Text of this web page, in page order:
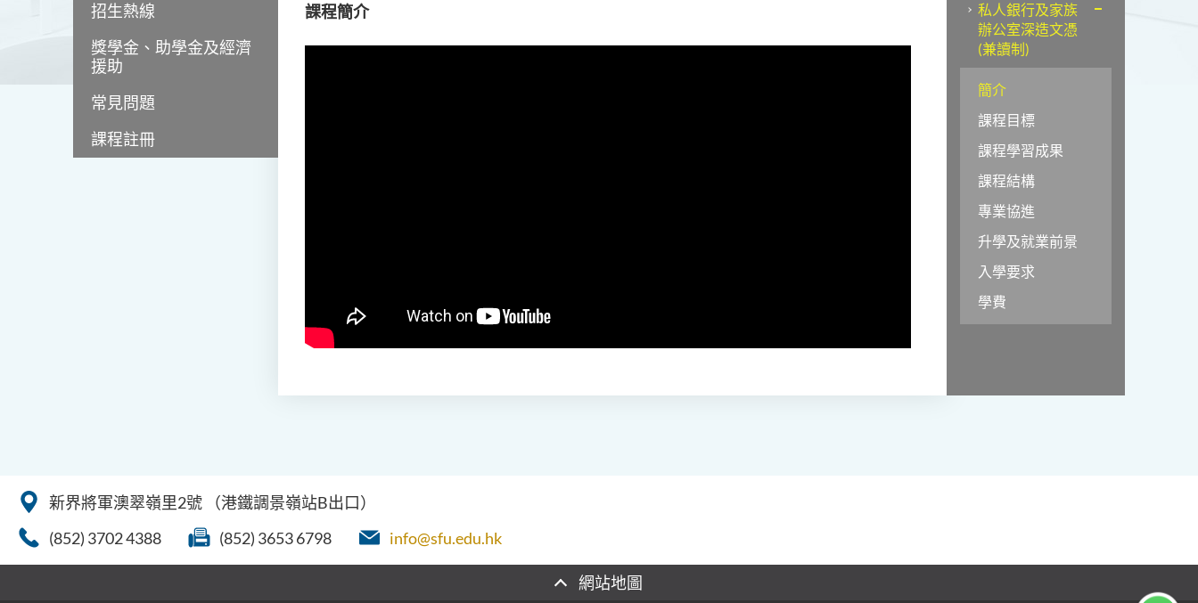
招生熱線
獎學金、助學金及經濟
援助
常見問題
課程註冊
課程簡介
私人銀行及家族
辦公室深造文憑
(兼讀制)
簡介
課程目標
課程學習成果
課程結構
專業協進
升學及就業前景
入學要求
學費
新界將軍澳翠嶺里2號
（港鐵調景嶺站B出口）
(852) 3702 4388
(852) 3653 6798 info@sfu.edu.hk
網站地圖